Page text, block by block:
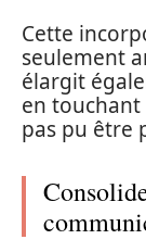
Cette
seulement
élargit
en touchant
pas pu être